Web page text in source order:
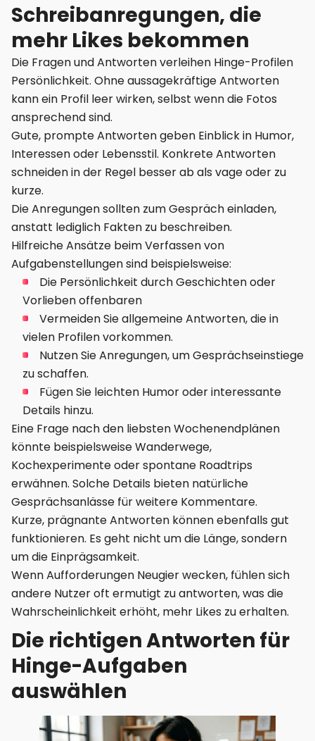
Schreibanregungen, die
mehr Likes bekommen
Die Fragen und Antworten verleihen Hinge-Profilen
Persönlichkeit. Ohne aussagekräftige Antworten
kann ein Profil leer wirken, selbst wenn die Fotos
ansprechend sind.
Gute, prompte Antworten geben Einblick in Humor,
Interessen oder Lebensstil. Konkrete Antworten
schneiden in der Regel besser ab als vage oder zu
kurze.
Die Anregungen sollten zum Gespräch einladen,
anstatt lediglich Fakten zu beschreiben.
Hilfreiche Ansätze beim Verfassen von
Aufgabenstellungen sind beispielsweise:
Die Persönlichkeit durch Geschichten oder
Vorlieben offenbaren
Vermeiden Sie allgemeine Antworten, die in
vielen Profilen vorkommen.
Nutzen Sie Anregungen, um Gesprächseinstiege
zu schaffen.
Fügen Sie leichten Humor oder interessante
Details hinzu.
Eine Frage nach den liebsten Wochenendplänen
könnte beispielsweise Wanderwege,
Kochexperimente oder spontane Roadtrips
erwähnen. Solche Details bieten natürliche
Gesprächsanlässe für weitere Kommentare.
Kurze, prägnante Antworten können ebenfalls gut
funktionieren. Es geht nicht um die Länge, sondern
um die Einprägsamkeit.
Wenn Aufforderungen Neugier wecken, fühlen sich
andere Nutzer oft ermutigt zu antworten, was die
Wahrscheinlichkeit erhöht, mehr Likes zu erhalten.
Die richtigen Antworten für
Hinge-Aufgaben
auswählen